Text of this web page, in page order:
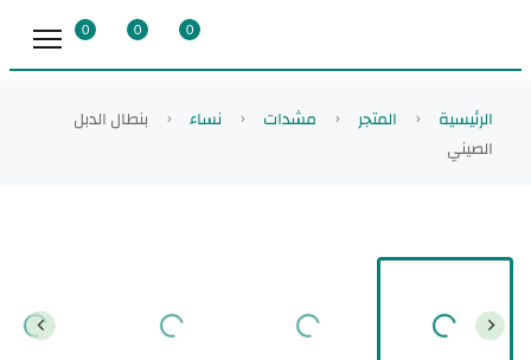
0
0
0
الرئيسية المتجر مشدات نساء
بنطال الدبل
الصيني